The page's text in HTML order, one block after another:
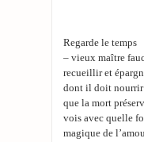
Regarde le temps
– vieux maître
recueillir et
dont il doit nourrir
que la mort
vois avec quelle
magique de